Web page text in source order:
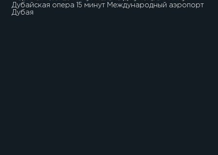
Дубайская опера 15 минут Международный аэропорт
Дубая